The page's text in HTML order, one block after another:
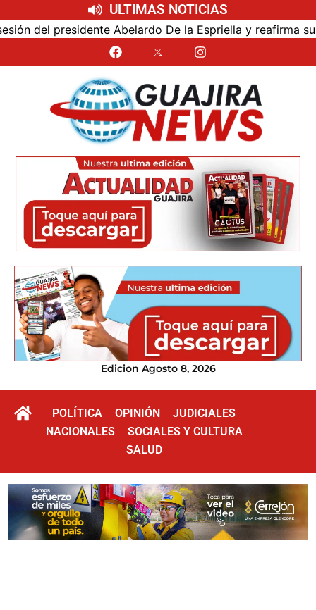
ULTIMAS NOTICIAS
Abelardo De la Espriella y reafirma su
Edicion Agosto 8, 2026
POLÍTICA OPINIÓN
JUDICIALES
NACIONALES
SOCIALES Y CULTURA
SALUD